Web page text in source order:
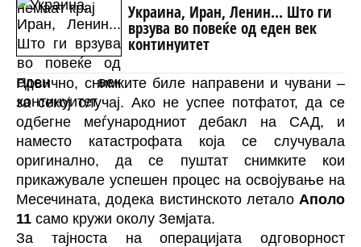
Украина, Иран, Ленин... Што ги
врзува во повеќе од еден век
континуитет
Првично, снимките биле направени и чувани –
за секој случај. Ако не успее потфатот, да се
одбегне меѓународниот дебакл на САД, и
наместо катастрофата која се случувала
оригинално, да се пуштат снимките кои
прикажувале успешен процес на освојување на
Месечината, додека вистинското летало Аполо
11 само кружи околу Земјата.
За тајноста на операцијата одговорност